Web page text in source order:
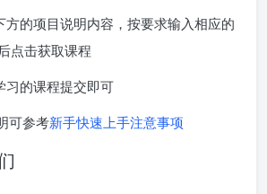
方的项目说明内容，按要求输入相应的
点击获取课程
习的课程提交即可
可参考新手快速上手注意事项